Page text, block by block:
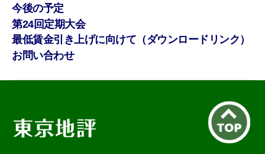
今後の予定
第24回定期大会
最低賃金引き上げに向けて（ダウンロードリンク）
お問い合わせ